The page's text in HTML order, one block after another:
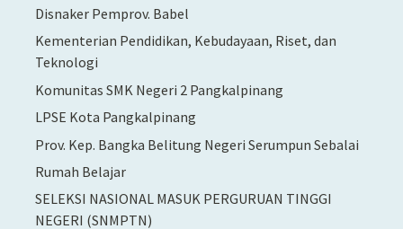
Disnaker Pemprov. Babel
Kementerian Pendidikan, Kebudayaan, Riset, dan
Teknologi
Komunitas SMK Negeri 2 Pangkalpinang
LPSE Kota Pangkalpinang
Prov. Kep. Bangka Belitung Negeri Serumpun Sebalai
Rumah Belajar
SELEKSI NASIONAL MASUK PERGURUAN TINGGI
NEGERI (SNMPTN)